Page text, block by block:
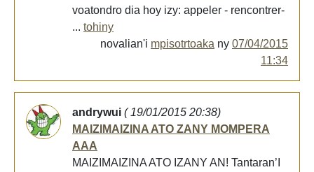
voatondro dia hoy izy: appeler - rencontrer-
... tohiny
novalian'i mpisotrtoaka ny 07/04/2015
11:34
andrywui ( 19/01/2015 20:38)
MAIZIMAIZINA ATO ZANY MOMPERA
AAA
MAIZIMAIZINA ATO IZANY AN! Tantaran’I